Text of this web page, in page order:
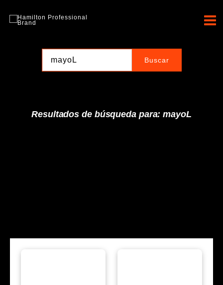
contenido
Resultados de búsqueda para: mayoL